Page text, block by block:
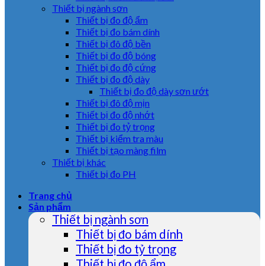
Thiết bị ngành sơn
Thiết bị đo độ ẩm
Thiết bị đo bám dính
Thiết bị đô độ bền
Thiết bị đo độ bóng
Thiết bị đo độ cứng
Thiết bị đo độ dày
Thiết bị đo độ dày sơn ướt
Thiết bị đô độ mịn
Thiết bị đo độ nhớt
Thiết bị đo tỷ trọng
Thiết bị kiểm tra màu
Thiết bị tạo màng film
Thiết bị khác
Thiết bị đo PH
Trang chủ
Sản phẩm
Thiết bị ngành sơn
Thiết bị đo bám dính
Thiết bị đo tỷ trọng